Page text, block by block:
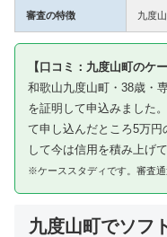
審査の特徴 九度
【口コミ：九度山町のケ
和歌山九度山町・38歳・
を証明して申込みました
て申し込んだところ5万
して今は信用を積み上げて
※ケーススタディです。審査
九度山町でソフ